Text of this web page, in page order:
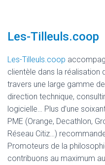
Les-Tilleuls.coop
Les-Tilleuls.coop
clientèle dans la réalisation
travers une large gamme
direction technique,
logicielle… Plus d’une
PME (Orange, Decathlon,
Réseau Citiz…)
Promoteurs de la
contribuons au maximum